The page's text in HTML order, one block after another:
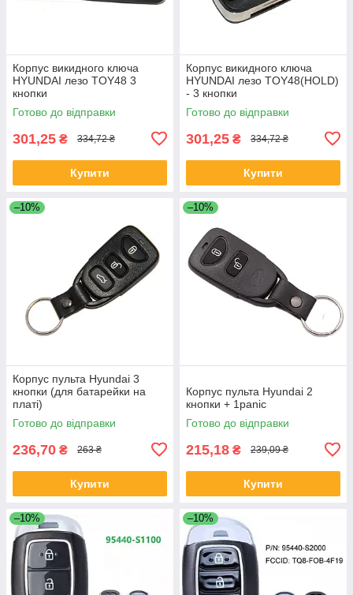
Корпус викидного ключа
HYUNDAI лезо TOY48 3
кнопки
Готово до відправки
301,25 ₴ 334,72 ₴
Купити
Корпус викидного ключа
HYUNDAI лезо TOY48(HOLD)
- 3 кнопки
Готово до відправки
301,25 ₴ 334,72 ₴
Купити
–10%
Корпус пульта Hyundai 3
кнопки (для батарейки на
платі)
Готово до відправки
236,70 ₴ 263 ₴
Купити
–10%
Корпус пульта Hyundai 2
кнопки + 1panic
Готово до відправки
215,18 ₴ 239,09 ₴
Купити
–10% –10%